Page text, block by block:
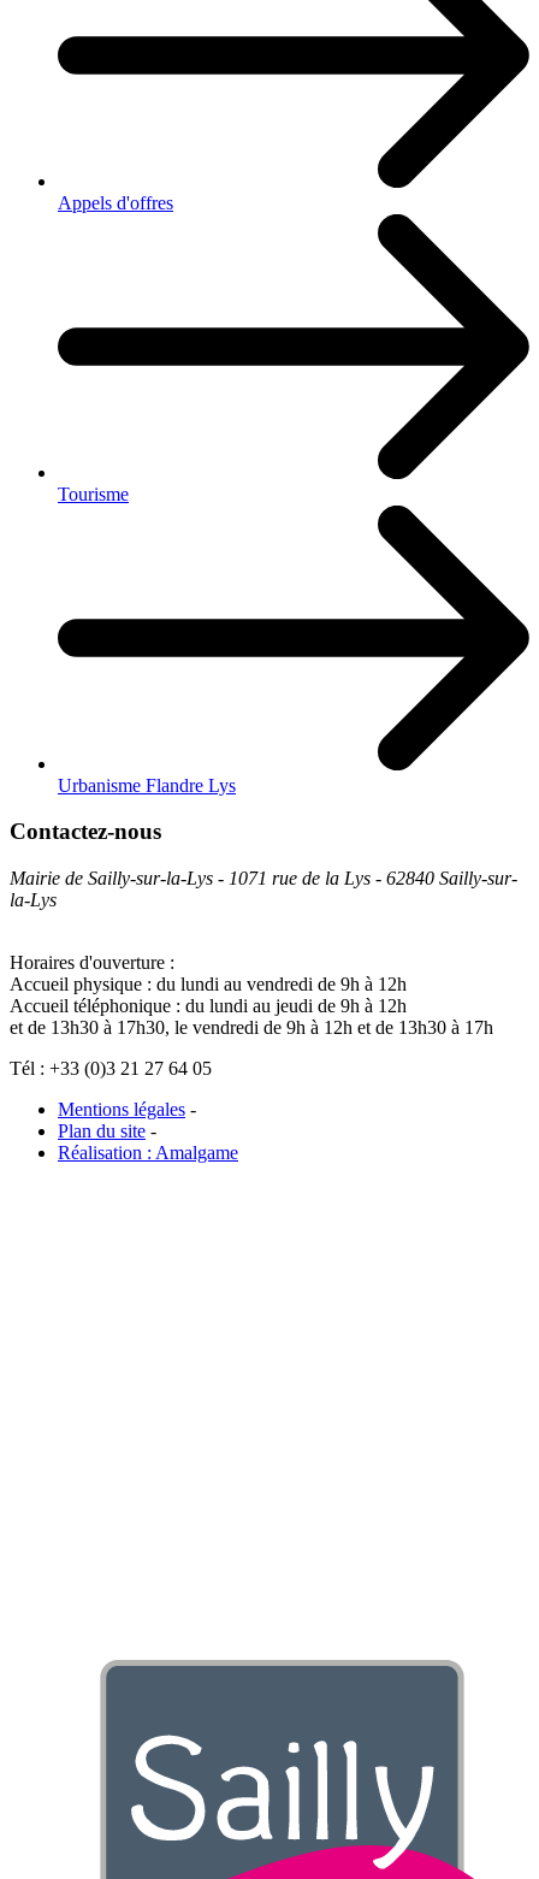
Appels d'offres
Tourisme
Urbanisme Flandre Lys
Contactez-nous
Mairie de Sailly-sur-la-Lys - 1071 rue de la Lys - 62840 Sailly-sur-
la-Lys
Horaires d'ouverture :
Accueil physique : du lundi au vendredi de 9h à 12h
Accueil téléphonique : du lundi au jeudi de 9h à 12h
et de 13h30 à 17h30, le vendredi de 9h à 12h et de 13h30 à 17h
Tél : +33 (0)3 21 27 64 05
Mentions légales -
Plan du site -
Réalisation : Amalgame